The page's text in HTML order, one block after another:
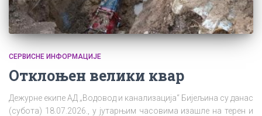
СЕРВИСНЕ ИНФОРМАЦИЈЕ
Отклоњен велики квар
Дежурне екипе АД „Водовод и канализација“ Бијељина су данас
(субота) 18.07.2026., у јутарњим часовима изашле на терен и